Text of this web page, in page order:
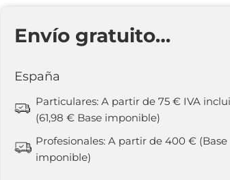
Envío gratuito…
España
Particulares: A partir de 75 € IVA
(61,98 € Base imponible)
Profesionales: A partir de 400 € (Base
imponible)